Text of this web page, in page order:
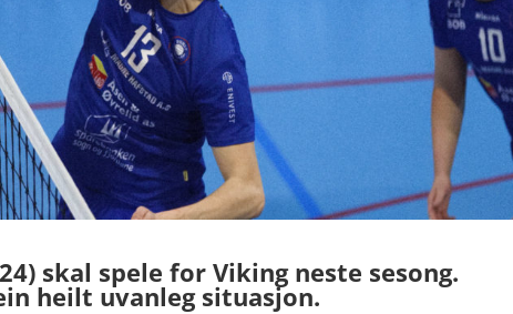
skal spele for Viking neste sesong.
heilt uvanleg situasjon.